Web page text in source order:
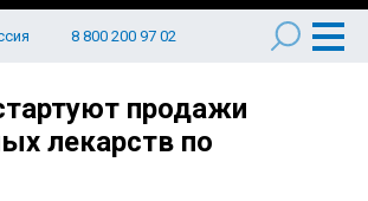
8 800 200 97 02
продажи
лекарств по